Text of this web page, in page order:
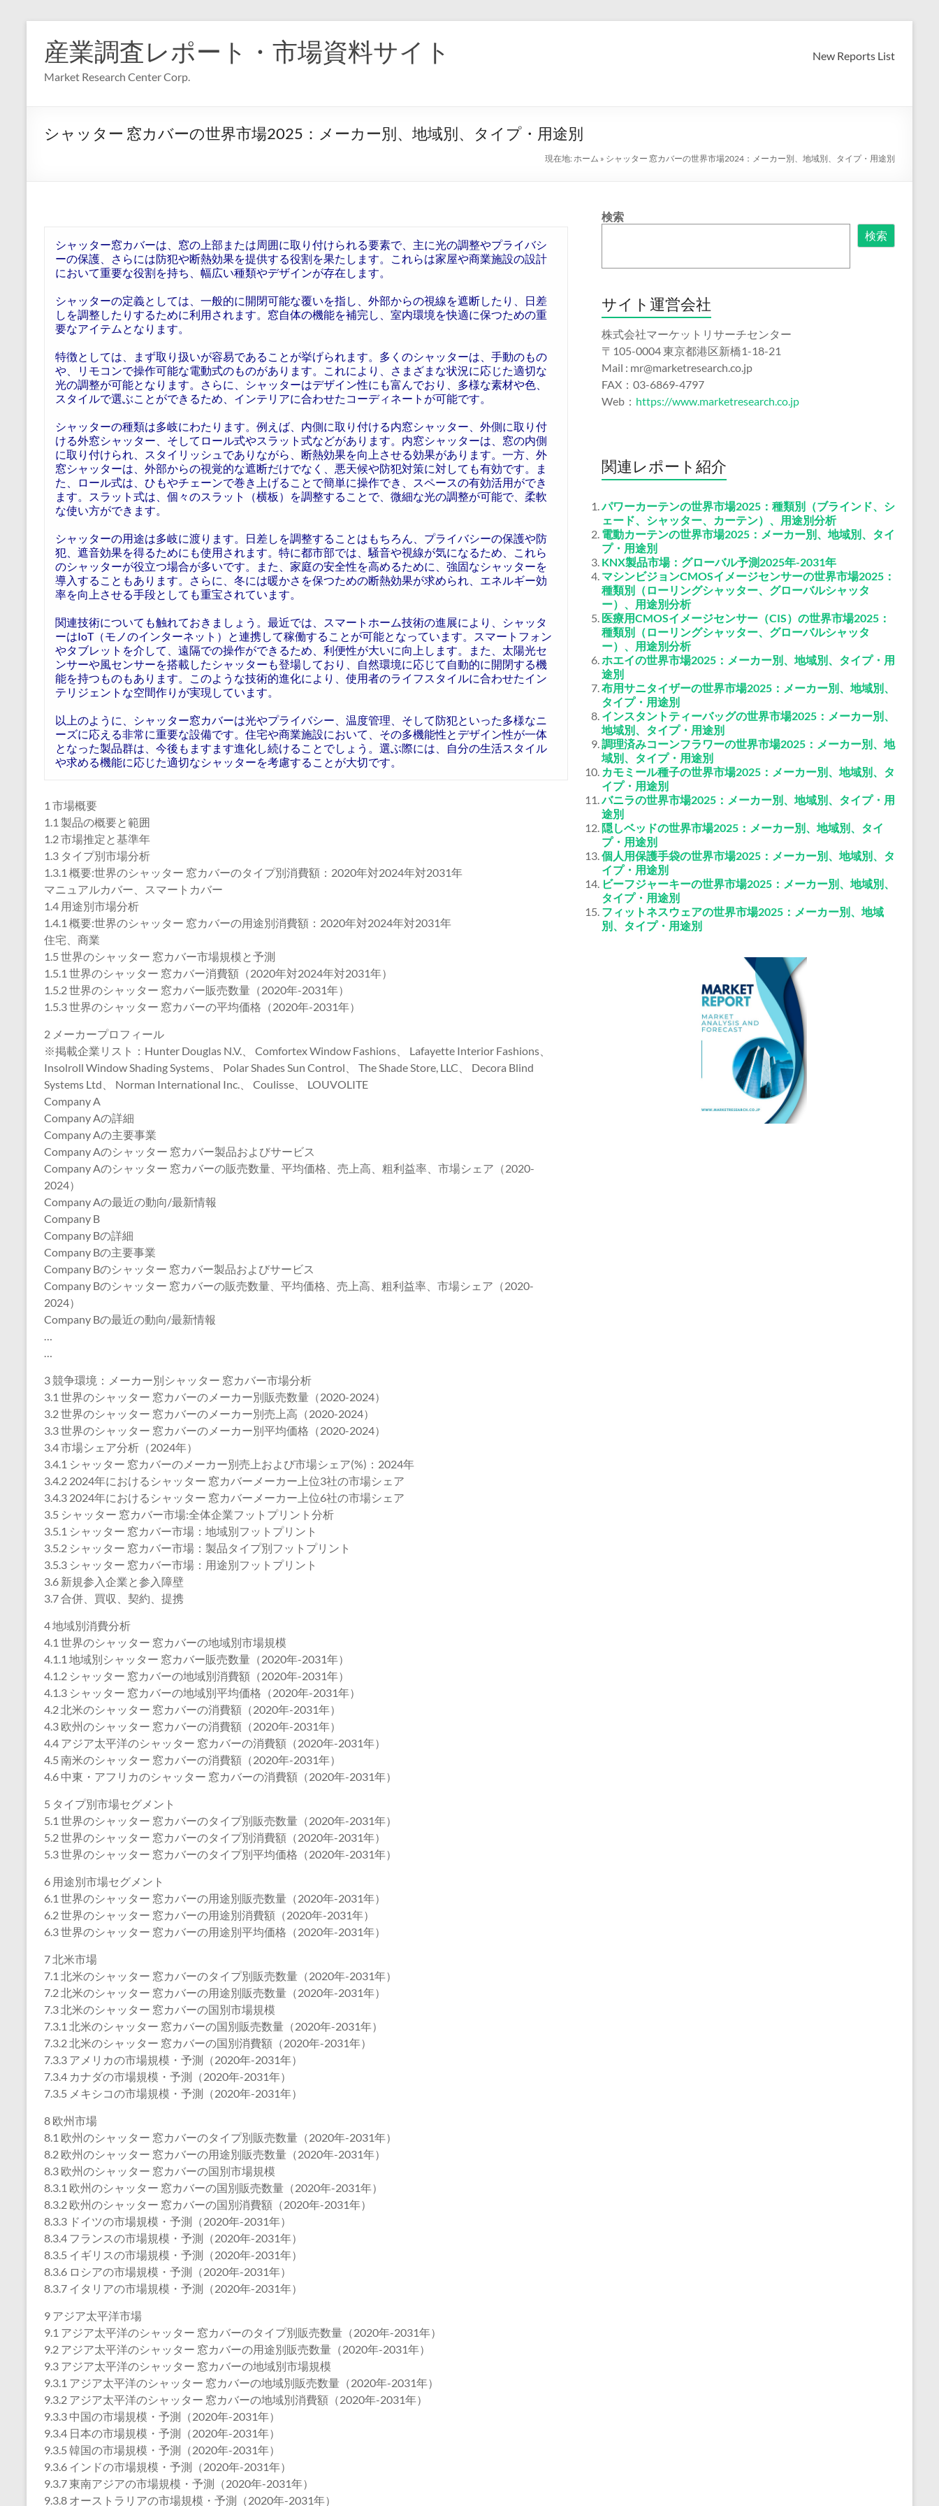
産業調査レポート・市場資料サイト
Market Research Center Corp.
New Reports List
シャッター 窓カバーの世界市場2025：メーカー別、地域別、タイプ・用途別
現在地: ホーム » シャッター 窓カバーの世界市場2024：メーカー別、地域別、タイプ・用途別
シャッター窓カバーは、窓の上部または周囲に取り付けられる要素で、主に光の調整やプライバシ
ーの保護、さらには防犯や断熱効果を提供する役割を果たします。これらは家屋や商業施設の設計
において重要な役割を持ち、幅広い種類やデザインが存在します。
シャッターの定義としては、一般的に開閉可能な覆いを指し、外部からの視線を遮断したり、日差
しを調整したりするために利用されます。窓自体の機能を補完し、室内環境を快適に保つための重
要なアイテムとなります。
特徴としては、まず取り扱いが容易であることが挙げられます。多くのシャッターは、手動のもの
や、リモコンで操作可能な電動式のものがあります。これにより、さまざまな状況に応じた適切な
光の調整が可能となります。さらに、シャッターはデザイン性にも富んでおり、多様な素材や色、
スタイルで選ぶことができるため、インテリアに合わせたコーディネートが可能です。
シャッターの種類は多岐にわたります。例えば、内側に取り付ける内窓シャッター、外側に取り付
ける外窓シャッター、そしてロール式やスラット式などがあります。内窓シャッターは、窓の内側
に取り付けられ、スタイリッシュでありながら、断熱効果を向上させる効果があります。一方、外
窓シャッターは、外部からの視覚的な遮断だけでなく、悪天候や防犯対策に対しても有効です。ま
た、ロール式は、ひもやチェーンで巻き上げることで簡単に操作でき、スペースの有効活用ができ
ます。スラット式は、個々のスラット（横板）を調整することで、微細な光の調整が可能で、柔軟
な使い方ができます。
シャッターの用途は多岐に渡ります。日差しを調整することはもちろん、プライバシーの保護や防
犯、遮音効果を得るためにも使用されます。特に都市部では、騒音や視線が気になるため、これら
のシャッターが役立つ場合が多いです。また、家庭の安全性を高めるために、強固なシャッターを
導入することもあります。さらに、冬には暖かさを保つための断熱効果が求められ、エネルギー効
率を向上させる手段としても重宝されています。
関連技術についても触れておきましょう。最近では、スマートホーム技術の進展により、シャッタ
ーはIoT（モノのインターネット）と連携して稼働することが可能となっています。スマートフォン
やタブレットを介して、遠隔での操作ができるため、利便性が大いに向上します。また、太陽光セ
ンサーや風センサーを搭載したシャッターも登場しており、自然環境に応じて自動的に開閉する機
能を持つものもあります。このような技術的進化により、使用者のライフスタイルに合わせたイン
テリジェントな空間作りが実現しています。
以上のように、シャッター窓カバーは光やプライバシー、温度管理、そして防犯といった多様なニ
ーズに応える非常に重要な設備です。住宅や商業施設において、その多機能性とデザイン性が一体
となった製品群は、今後もますます進化し続けることでしょう。選ぶ際には、自分の生活スタイル
や求める機能に応じた適切なシャッターを考慮することが大切です。
1 市場概要
1.1 製品の概要と範囲
1.2 市場推定と基準年
1.3 タイプ別市場分析
1.3.1 概要:世界のシャッター 窓カバーのタイプ別消費額：2020年対2024年対2031年
マニュアルカバー、スマートカバー
1.4 用途別市場分析
1.4.1 概要:世界のシャッター 窓カバーの用途別消費額：2020年対2024年対2031年
住宅、商業
1.5 世界のシャッター 窓カバー市場規模と予測
1.5.1 世界のシャッター 窓カバー消費額（2020年対2024年対2031年）
1.5.2 世界のシャッター 窓カバー販売数量（2020年-2031年）
1.5.3 世界のシャッター 窓カバーの平均価格（2020年-2031年）
2 メーカープロフィール
※掲載企業リスト：Hunter Douglas N.V.、 Comfortex Window Fashions、 Lafayette Interior Fashions、
Insolroll Window Shading Systems、 Polar Shades Sun Control、 The Shade Store, LLC、 Decora Blind
Systems Ltd、 Norman International Inc.、 Coulisse、 LOUVOLITE
Company A
Company Aの詳細
Company Aの主要事業
Company Aのシャッター 窓カバー製品およびサービス
Company Aのシャッター 窓カバーの販売数量、平均価格、売上高、粗利益率、市場シェア（2020-
2024）
Company Aの最近の動向/最新情報
Company B
Company Bの詳細
Company Bの主要事業
Company Bのシャッター 窓カバー製品およびサービス
Company Bのシャッター 窓カバーの販売数量、平均価格、売上高、粗利益率、市場シェア（2020-
2024）
Company Bの最近の動向/最新情報
…
…
3 競争環境：メーカー別シャッター 窓カバー市場分析
3.1 世界のシャッター 窓カバーのメーカー別販売数量（2020-2024）
3.2 世界のシャッター 窓カバーのメーカー別売上高（2020-2024）
3.3 世界のシャッター 窓カバーのメーカー別平均価格（2020-2024）
3.4 市場シェア分析（2024年）
3.4.1 シャッター 窓カバーのメーカー別売上および市場シェア(%)：2024年
3.4.2 2024年におけるシャッター 窓カバーメーカー上位3社の市場シェア
3.4.3 2024年におけるシャッター 窓カバーメーカー上位6社の市場シェア
3.5 シャッター 窓カバー市場:全体企業フットプリント分析
3.5.1 シャッター 窓カバー市場：地域別フットプリント
3.5.2 シャッター 窓カバー市場：製品タイプ別フットプリント
3.5.3 シャッター 窓カバー市場：用途別フットプリント
3.6 新規参入企業と参入障壁
3.7 合併、買収、契約、提携
4 地域別消費分析
4.1 世界のシャッター 窓カバーの地域別市場規模
4.1.1 地域別シャッター 窓カバー販売数量（2020年-2031年）
4.1.2 シャッター 窓カバーの地域別消費額（2020年-2031年）
4.1.3 シャッター 窓カバーの地域別平均価格（2020年-2031年）
4.2 北米のシャッター 窓カバーの消費額（2020年-2031年）
4.3 欧州のシャッター 窓カバーの消費額（2020年-2031年）
4.4 アジア太平洋のシャッター 窓カバーの消費額（2020年-2031年）
4.5 南米のシャッター 窓カバーの消費額（2020年-2031年）
4.6 中東・アフリカのシャッター 窓カバーの消費額（2020年-2031年）
5 タイプ別市場セグメント
5.1 世界のシャッター 窓カバーのタイプ別販売数量（2020年-2031年）
5.2 世界のシャッター 窓カバーのタイプ別消費額（2020年-2031年）
5.3 世界のシャッター 窓カバーのタイプ別平均価格（2020年-2031年）
6 用途別市場セグメント
6.1 世界のシャッター 窓カバーの用途別販売数量（2020年-2031年）
6.2 世界のシャッター 窓カバーの用途別消費額（2020年-2031年）
6.3 世界のシャッター 窓カバーの用途別平均価格（2020年-2031年）
7 北米市場
7.1 北米のシャッター 窓カバーのタイプ別販売数量（2020年-2031年）
7.2 北米のシャッター 窓カバーの用途別販売数量（2020年-2031年）
7.3 北米のシャッター 窓カバーの国別市場規模
7.3.1 北米のシャッター 窓カバーの国別販売数量（2020年-2031年）
7.3.2 北米のシャッター 窓カバーの国別消費額（2020年-2031年）
7.3.3 アメリカの市場規模・予測（2020年-2031年）
7.3.4 カナダの市場規模・予測（2020年-2031年）
7.3.5 メキシコの市場規模・予測（2020年-2031年）
8 欧州市場
8.1 欧州のシャッター 窓カバーのタイプ別販売数量（2020年-2031年）
8.2 欧州のシャッター 窓カバーの用途別販売数量（2020年-2031年）
8.3 欧州のシャッター 窓カバーの国別市場規模
8.3.1 欧州のシャッター 窓カバーの国別販売数量（2020年-2031年）
8.3.2 欧州のシャッター 窓カバーの国別消費額（2020年-2031年）
8.3.3 ドイツの市場規模・予測（2020年-2031年）
8.3.4 フランスの市場規模・予測（2020年-2031年）
8.3.5 イギリスの市場規模・予測（2020年-2031年）
8.3.6 ロシアの市場規模・予測（2020年-2031年）
8.3.7 イタリアの市場規模・予測（2020年-2031年）
9 アジア太平洋市場
9.1 アジア太平洋のシャッター 窓カバーのタイプ別販売数量（2020年-2031年）
9.2 アジア太平洋のシャッター 窓カバーの用途別販売数量（2020年-2031年）
9.3 アジア太平洋のシャッター 窓カバーの地域別市場規模
9.3.1 アジア太平洋のシャッター 窓カバーの地域別販売数量（2020年-2031年）
9.3.2 アジア太平洋のシャッター 窓カバーの地域別消費額（2020年-2031年）
9.3.3 中国の市場規模・予測（2020年-2031年）
9.3.4 日本の市場規模・予測（2020年-2031年）
9.3.5 韓国の市場規模・予測（2020年-2031年）
9.3.6 インドの市場規模・予測（2020年-2031年）
9.3.7 東南アジアの市場規模・予測（2020年-2031年）
9.3.8 オーストラリアの市場規模・予測（2020年-2031年）
検索
検索
サイト運営会社
株式会社マーケットリサーチセンター
〒105-0004 東京都港区新橋1-18-21
Mail : mr@marketresearch.co.jp
FAX：03-6869-4797
Web： https://www.marketresearch.co.jp
関連レポート紹介
パワーカーテンの世界市場2025：種類別（ブラインド、シ
ェード、シャッター、カーテン）、用途別分析
電動カーテンの世界市場2025：メーカー別、地域別、タイ
プ・用途別
KNX製品市場：グローバル予測2025年-2031年
マシンビジョンCMOSイメージセンサーの世界市場2025：
種類別（ローリングシャッター、グローバルシャッタ
ー）、用途別分析
医療用CMOSイメージセンサー（CIS）の世界市場2025：
種類別（ローリングシャッター、グローバルシャッタ
ー）、用途別分析
ホエイの世界市場2025：メーカー別、地域別、タイプ・用
途別
布用サニタイザーの世界市場2025：メーカー別、地域別、
タイプ・用途別
インスタントティーバッグの世界市場2025：メーカー別、
地域別、タイプ・用途別
調理済みコーンフラワーの世界市場2025：メーカー別、地
域別、タイプ・用途別
カモミール種子の世界市場2025：メーカー別、地域別、タ
イプ・用途別
バニラの世界市場2025：メーカー別、地域別、タイプ・用
途別
隠しベッドの世界市場2025：メーカー別、地域別、タイ
プ・用途別
個人用保護手袋の世界市場2025：メーカー別、地域別、タ
イプ・用途別
ビーフジャーキーの世界市場2025：メーカー別、地域別、
タイプ・用途別
フィットネスウェアの世界市場2025：メーカー別、地域
別、タイプ・用途別